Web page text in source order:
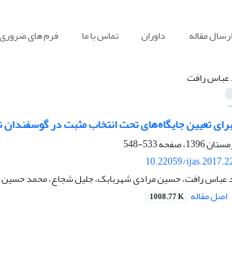
ارسال مقاله داوران تماس با ما فرم های ضروری
رافت
تعیین جایگاه‌های تحت انتخاب مثبت در گوسفندان
533-548
10.22059/
رافت، حسین مرادی شهربابک، جلیل شجاع، محمد حسین
اصل مقاله 1008.77 K